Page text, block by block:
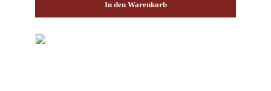
In den Warenkorb